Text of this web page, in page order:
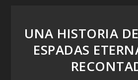
UNA HISTORIA
ESPADAS